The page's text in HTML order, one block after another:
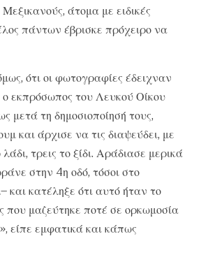
άτομα με ειδικές
πάντων έβρισκε πρόχειρο να
ότι οι φωτογραφίες έδειχναν
εκπρόσωπος του Λευκού Οίκου
μετά τη δημοσιοποίησή τους,
και άρχισε να τις διαψεύδει, με
λάδι, τρεις το ξίδι. Αράδιασε μερικά
στην 4η οδό, τόσοι στο
και κατέληξε ότι αυτό ήταν το
που μαζεύτηκε ποτέ σε ορκωμοσία
είπε εμφατικά και κάπως